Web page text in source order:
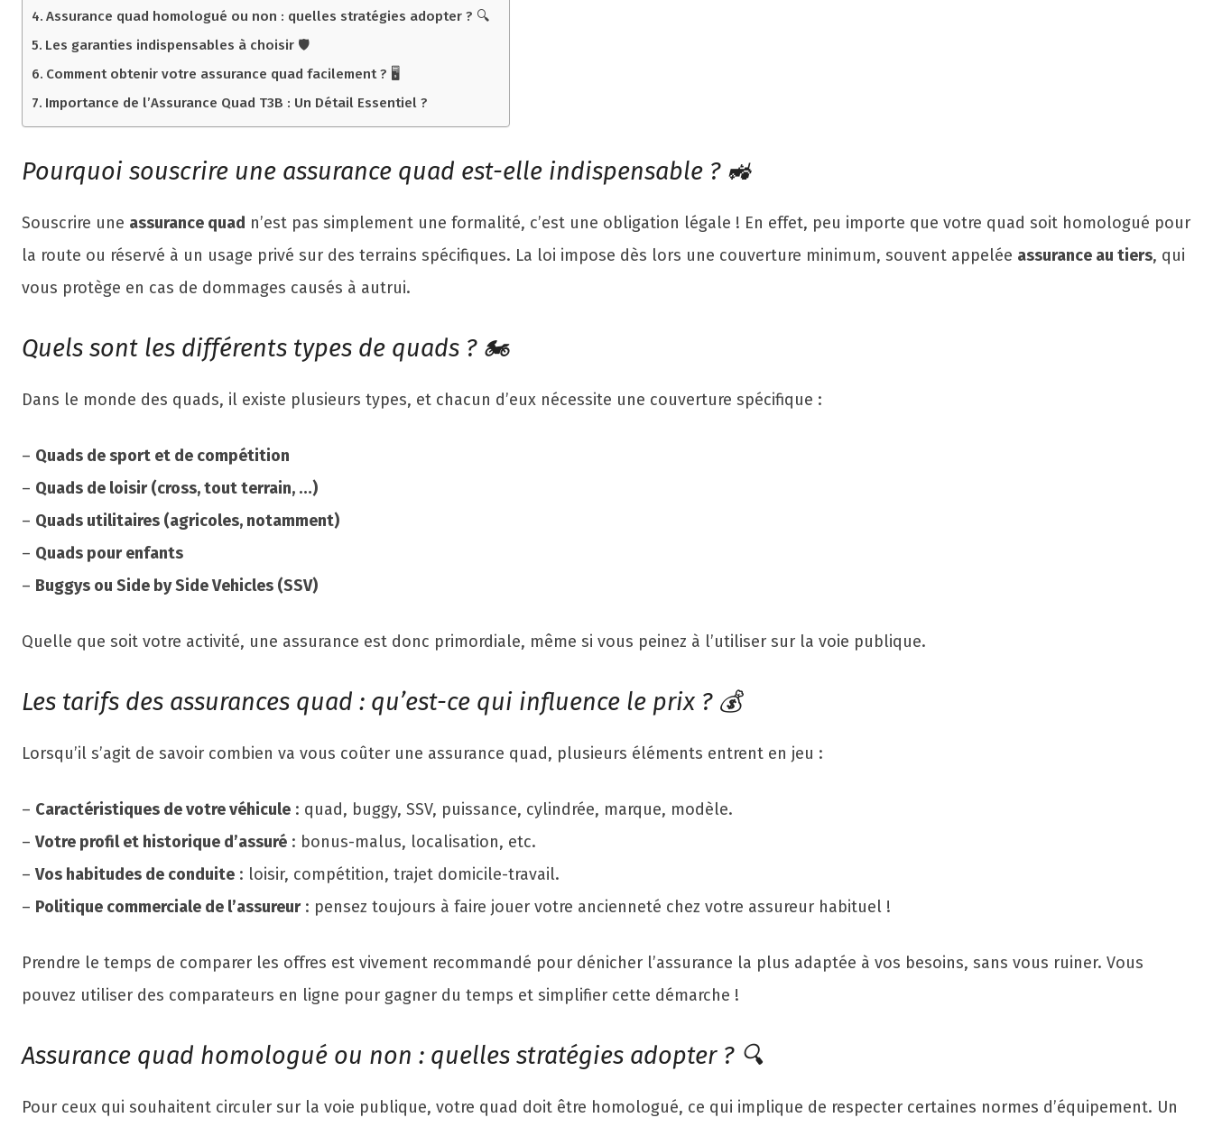
Assurance quad homologué ou non : quelles stratégies adopter ? 🔍
Les garanties indispensables à choisir 🛡️
Comment obtenir votre assurance quad facilement ? 🖥️
Importance de l’Assurance Quad T3B : Un Détail Essentiel ?
Pourquoi souscrire une assurance quad est-elle indispensable ? 🚜
Souscrire une assurance quad n’est pas simplement une formalité, c’est une obligation légale ! En effet, peu importe que votre quad soit homologué pour
la route ou réservé à un usage privé sur des terrains spécifiques. La loi impose dès lors une couverture minimum, souvent appelée assurance au tiers, qui
vous protège en cas de dommages causés à autrui.
Quels sont les différents types de quads ? 🏍️
Dans le monde des quads, il existe plusieurs types, et chacun d’eux nécessite une couverture spécifique :
– Quads de sport et de compétition
– Quads de loisir (cross, tout terrain, …)
– Quads utilitaires (agricoles, notamment)
– Quads pour enfants
– Buggys ou Side by Side Vehicles (SSV)
Quelle que soit votre activité, une assurance est donc primordiale, même si vous peinez à l’utiliser sur la voie publique.
Les tarifs des assurances quad : qu’est-ce qui influence le prix ? 💰
Lorsqu’il s’agit de savoir combien va vous coûter une assurance quad, plusieurs éléments entrent en jeu :
– Caractéristiques de votre véhicule : quad, buggy, SSV, puissance, cylindrée, marque, modèle.
– Votre profil et historique d’assuré : bonus-malus, localisation, etc.
– Vos habitudes de conduite : loisir, compétition, trajet domicile-travail.
– Politique commerciale de l’assureur: pensez toujours à faire jouer votre ancienneté chez votre assureur habituel !
Prendre le temps de comparer les offres est vivement recommandé pour dénicher l’assurance la plus adaptée à vos besoins, sans vous ruiner. Vous
pouvez utiliser des comparateurs en ligne pour gagner du temps et simplifier cette démarche !
Assurance quad homologué ou non : quelles stratégies adopter ? 🔍
Pour ceux qui souhaitent circuler sur la voie publique, votre quad doit être homologué, ce qui implique de respecter certaines normes d’équipement. Un